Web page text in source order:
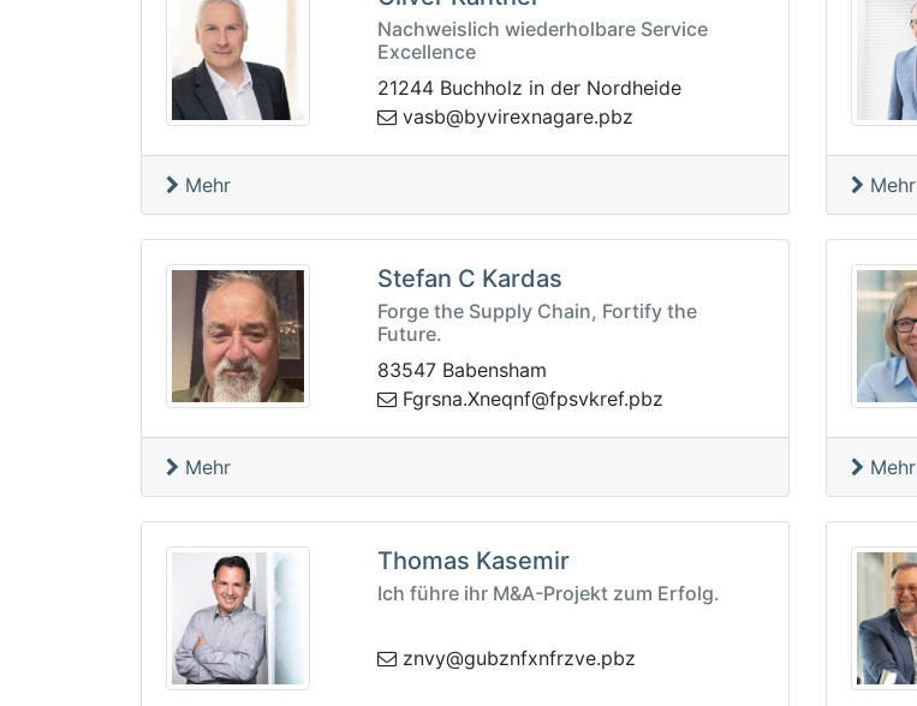
Nachweislich wiederholbare Service
Excellence
21244 Buchholz in der Nordheide
zbp.eraga
nxerivyb@bsav
Mehr Mehr
Stefan C Kardas
Forge the Supply Chain, Fortify the
Future.
83547 Babensham
zbp.ferkvspf@f
nqenX.ansrgF
Mehr Mehr
Thomas Kasemir
Ich führe ihr M&A-Projekt zum Erfolg.
zbp.evzrfnxf
nzbug@yvnz